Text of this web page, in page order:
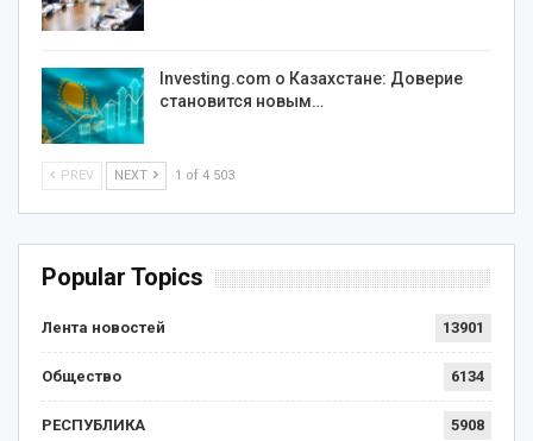
Investing.com о Казахстане: Доверие
становится новым…
PREV NEXT 1 of 4 503
Popular Topics
Лента новостей 13901
Общество 6134
РЕСПУБЛИКА 5908